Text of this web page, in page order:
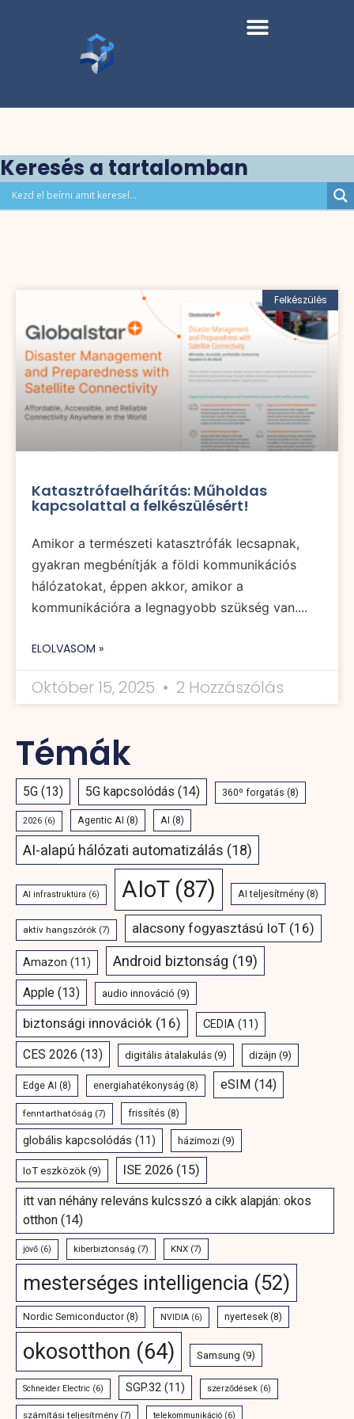
Keresés a tartalomban
Felkészülés
Katasztrófaelhárítás: Műholdas
kapcsolattal a felkészülésért!
Amikor a természeti katasztrófák lecsapnak,
gyakran megbénítják a földi kommunikációs
hálózatokat, éppen akkor, amikor a
kommunikációra a legnagyobb szükség van....
ELOLVASOM »
Október 15, 2025 2 Hozzászólás
Témák
5G (13) 5G kapcsolódás (14) 360º forgatás (8)
2026 (6) Agentic AI (8) AI (8)
AI-alapú hálózati automatizálás (18)
AI infrastruktúra (6) AIoT(87) AI teljesítmény (8)
aktív hangszórók (7) alacsony fogyasztású IoT (16)
Amazon (11) Android biztonság (19)
Apple (13) audio innováció (9)
biztonsági innovációk (16) CEDIA (11)
CES 2026 (13) digitális átalakulás (9) dizájn (9)
Edge AI (8) energiahatékonyság (8) eSIM (14)
fenntarthatóság (7) frissítés (8)
globális kapcsolódás (11) házimozi (9)
IoT eszközök (9) ISE 2026 (15)
itt van néhány releváns kulcsszó a cikk alapján: okos
otthon (14)
jövő (6) kiberbiztonság (7) KNX (7)
mesterséges intelligencia (52)
Nordic Semiconductor (8) NVIDIA (6) nyertesek (8)
okosotthon (64) Samsung (9)
Schneider Electric (6) SGP.32 (11) szerződések (6)
számítási teljesítmény(7) telekommunikáció (6)